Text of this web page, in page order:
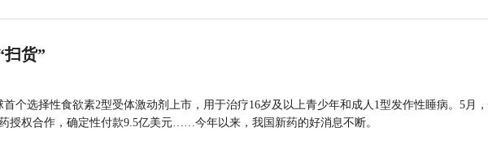
扫货”
个选择性食欲素2型受体激动剂上市，用于治疗16岁及以上青少年和成人1型发作性睡病。5月
授权合作，确定性付款9.5亿美元……今年以来，我国新药的好消息不断。